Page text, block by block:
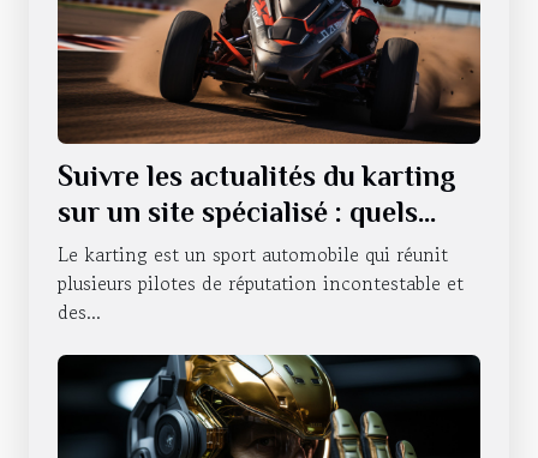
Suivre les actualités du karting
sur un site spécialisé : quels
sont les avantages qui en
découlent ?
Le karting est un sport automobile qui réunit
plusieurs pilotes de réputation incontestable et
des...